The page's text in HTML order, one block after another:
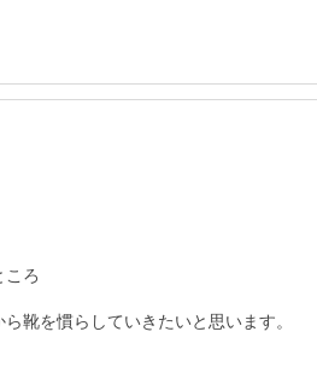
ころ
靴を慣らしていきたいと思います。